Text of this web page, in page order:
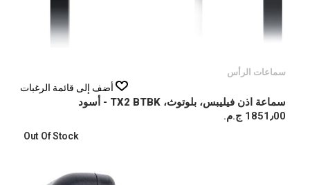
سماعات الرأس
أضف إلى قائمة الرغبات
سماعة اذن فيليبس، بلوتوث، TX2 BTBK - أسود
1851٫00 ج.م.‏
Out Of Stock